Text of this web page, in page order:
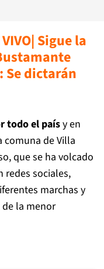
Sigue la
Se dictarán
todo el paísy en
comuna de Villa
que se ha volcado
redes sociales,
marchas y
la menor